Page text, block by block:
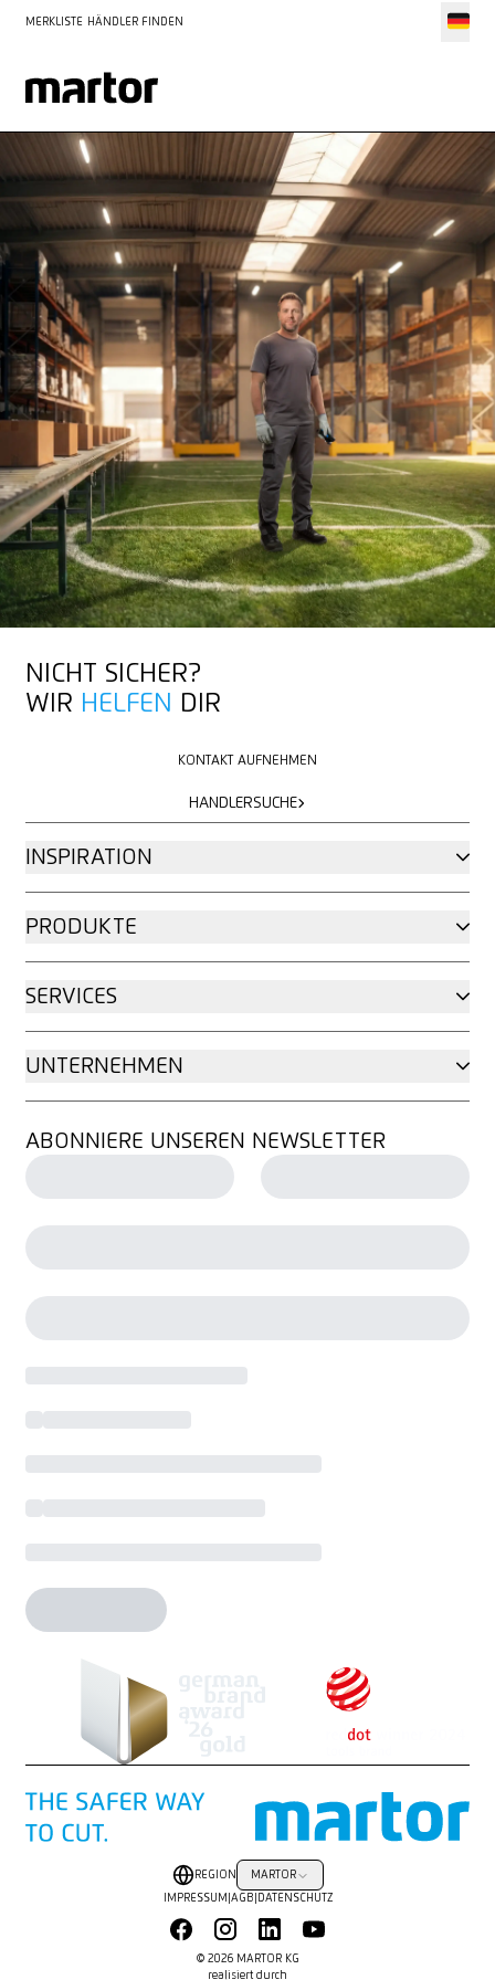
MERKLISTE HÄNDLER FINDEN
Die MARTOR WM-Aktion ist beendet. Danke an alle Händler, die
mitgemacht haben.
MEHR ÜBER MARTOR
MEHR ÜBER MARTOR
NICHT SICHER?
WIR HELFEN DIR
KONTAKT AUFNEHMEN
HÄNDLERSUCHE
INSPIRATION
PRODUKTE
SERVICES
UNTERNEHMEN
ABONNIERE UNSEREN NEWSLETTER
© 2026 MARTOR KG
realisiert durch
REGION MARTOR
IMPRESSUM AGB DATENSCHUTZ